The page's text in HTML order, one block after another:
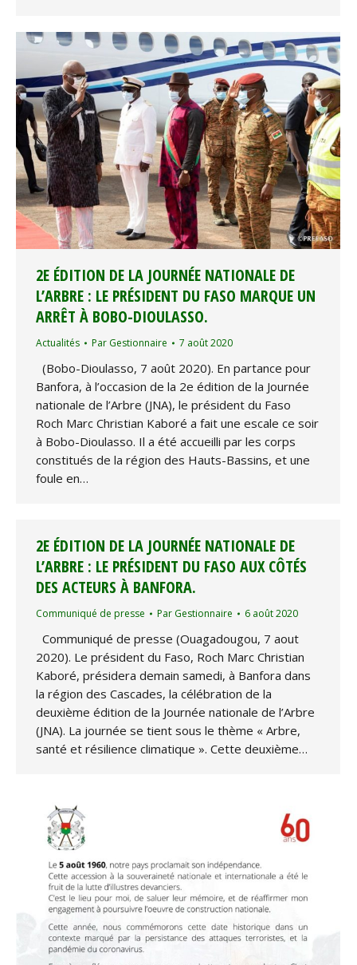
2E ÉDITION DE LA JOURNÉE NATIONALE DE
L’ARBRE : LE PRÉSIDENT DU FASO MARQUE UN
ARRÊT À BOBO-DIOULASSO.
Actualités Par Gestionnaire 7 août 2020
(Bobo-Dioulasso, 7 août 2020). En partance pour
Banfora, à l’occasion de la 2e édition de la Journée
nationale de l’Arbre (JNA), le président du Faso
Roch Marc Christian Kaboré a fait une escale ce soir
à Bobo-Dioulasso. Il a été accueilli par les corps
constitués de la région des Hauts-Bassins, et une
foule en…
2E ÉDITION DE LA JOURNÉE NATIONALE DE
L’ARBRE : LE PRÉSIDENT DU FASO AUX CÔTÉS
DES ACTEURS À BANFORA.
Communiqué de presse Par Gestionnaire 6 août 2020
Communiqué de presse (Ouagadougou, 7 aout
2020). Le président du Faso, Roch Marc Christian
Kaboré, présidera demain samedi, à Banfora dans
la région des Cascades, la célébration de la
deuxième édition de la Journée nationale de l’Arbre
(JNA). La journée se tient sous le thème « Arbre,
santé et résilience climatique ». Cette deuxième…